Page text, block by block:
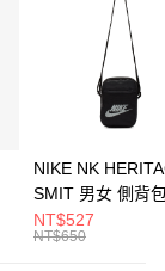
21家銀行
NIKE NK
SMIT 男女 側背
BA5871010
NT$527
NT$650